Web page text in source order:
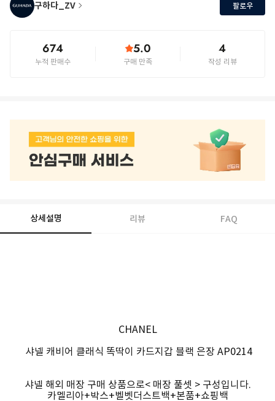
구하다_ZV 팔로우
674
누적 판매수
5.0
구매 만족
4
작성 리뷰
상세설명 리뷰 FAQ
CHANEL
샤넬 캐비어 클래식 똑딱이 카드지갑 블랙 은장 AP0214
샤넬 해외 매장 구매 상품으로< 매장 풀셋 > 구성입니다.
카멜리아+박스+벨벳더스트백+본품+쇼핑백